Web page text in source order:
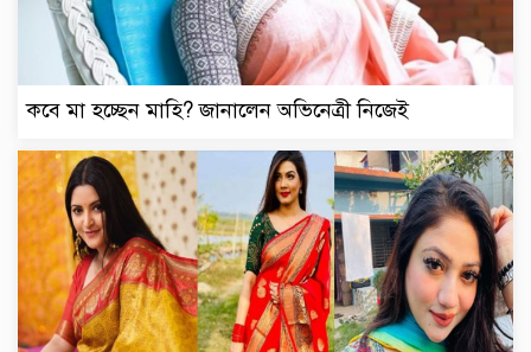
কবে মা হচ্ছেন মাহি? জানালেন অভিনেত্রী নিজেই